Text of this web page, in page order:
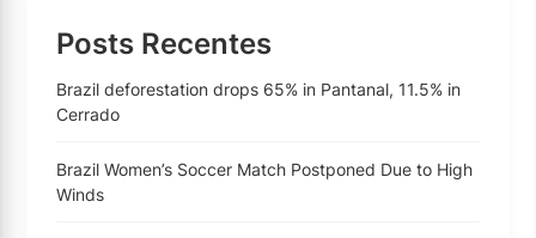
Posts Recentes
Brazil deforestation drops 65% in Pantanal, 11.5% in
Cerrado
Brazil Women’s Soccer Match Postponed Due to High
Winds